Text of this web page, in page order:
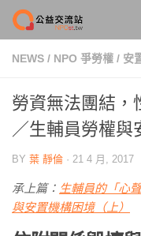
Skip to content
NEWS / NPO 爭勞權 / 安
勞資無法團結，
／生輔員勞權與
BY 葉 靜倫 · 21 4 月, 2017
承上篇： 生輔員的「心
與安置機構困境（上）